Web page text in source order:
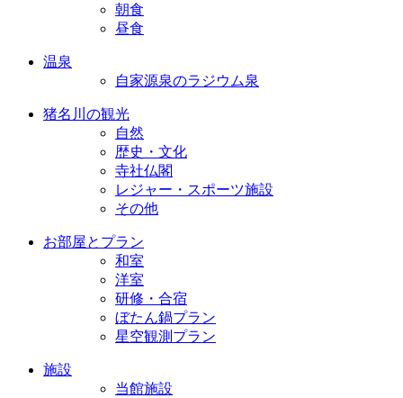
朝食
昼食
温泉
自家源泉のラジウム泉
猪名川の観光
自然
歴史・文化
寺社仏閣
レジャー・スポーツ施設
その他
お部屋とプラン
和室
洋室
研修・合宿
ぼたん鍋プラン
星空観測プラン
施設
当館施設